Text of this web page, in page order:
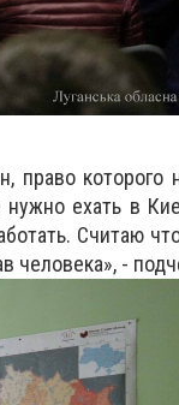
право
ехать в
Считаю
человека», -